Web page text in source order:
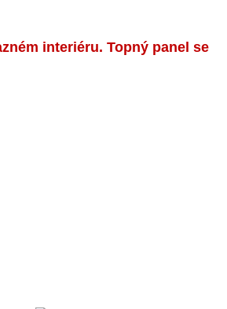
interiéru. Topný panel se